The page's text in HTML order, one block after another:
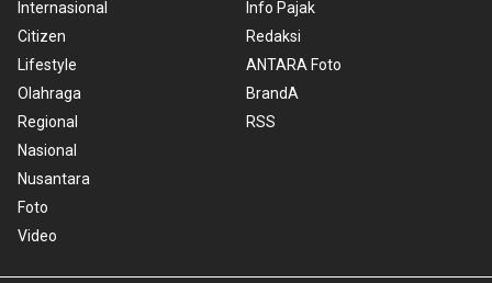
Internasional
Citizen
Lifestyle
Olahraga
Regional
Nasional
Nusantara
Foto
Video
Info Pajak
Redaksi
ANTARA Foto
BrandA
RSS